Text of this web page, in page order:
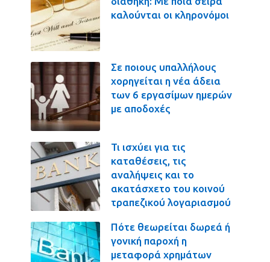
καλούνται οι κληρονόμοι
Σε ποιους υπαλλήλους
χορηγείται η νέα άδεια
των 6 εργασίμων ημερών
με αποδοχές
Τι ισχύει για τις
καταθέσεις, τις
αναλήψεις και το
ακατάσχετο του κοινού
τραπεζικού λογαριασμού
Πότε θεωρείται δωρεά ή
γονική παροχή η
μεταφορά χρημάτων